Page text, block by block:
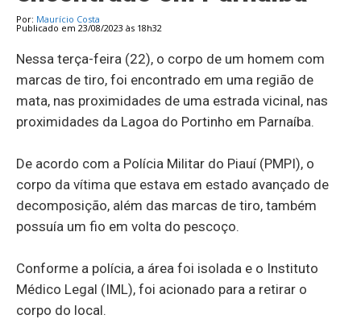
Por: Maurício Costa
Publicado em 23/08/2023 às 18h32
Nessa terça-feira (22), o corpo de um homem com
marcas de tiro, foi encontrado em uma região de
mata, nas proximidades de uma estrada vicinal, nas
proximidades da Lagoa do Portinho em Parnaíba.
De acordo com a Polícia Militar do Piauí (PMPI), o
corpo da vítima que estava em estado avançado de
decomposição, além das marcas de tiro, também
possuía um fio em volta do pescoço.
Conforme a polícia, a área foi isolada e o Instituto
Médico Legal (IML), foi acionado para a retirar o
corpo do local.